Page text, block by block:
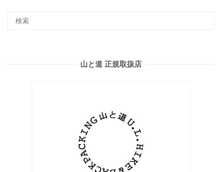
山と道 正規取扱店